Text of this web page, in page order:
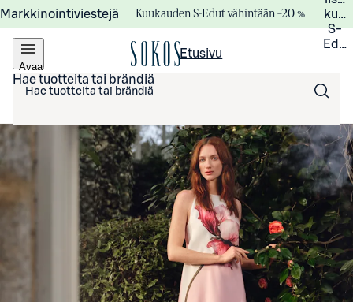
Markkinointiviestejä Kuukauden S-Edut vähintään –20 %
S-
Avaa
valikko
Etusivu
Hae tuotteita tai brändiä